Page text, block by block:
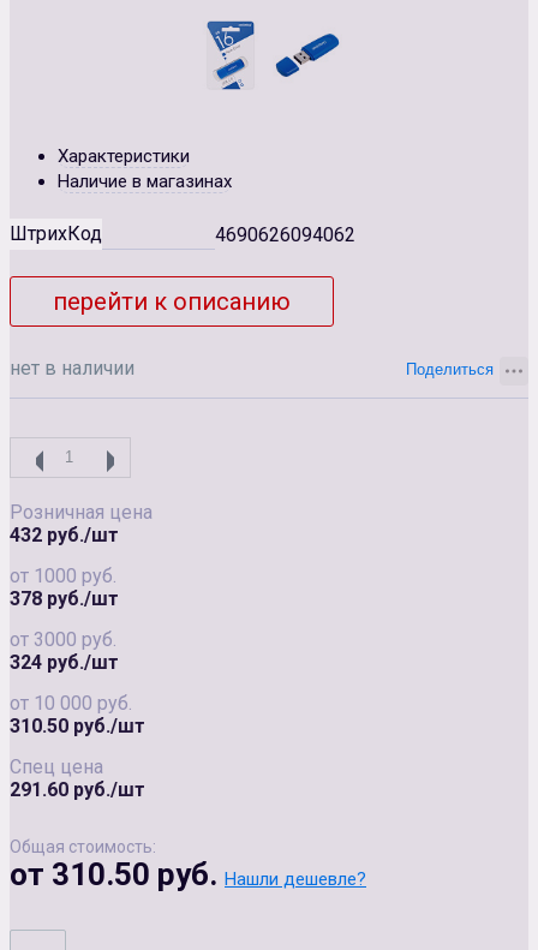
Характеристики
Наличие в магазинах
ШтрихКод 4690626094062
перейти к описанию
нет в наличии
Розничная цена
432 руб./шт
от 1000 руб.
378 руб./шт
от 3000 руб.
324 руб./шт
от 10 000 руб.
310.50 руб./шт
Спец цена
291.60 руб./шт
Общая стоимость:
от 310.50 руб. Нашли дешевле?